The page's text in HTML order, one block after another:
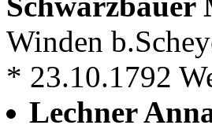
Winden
* 23.10.1792
Lechner